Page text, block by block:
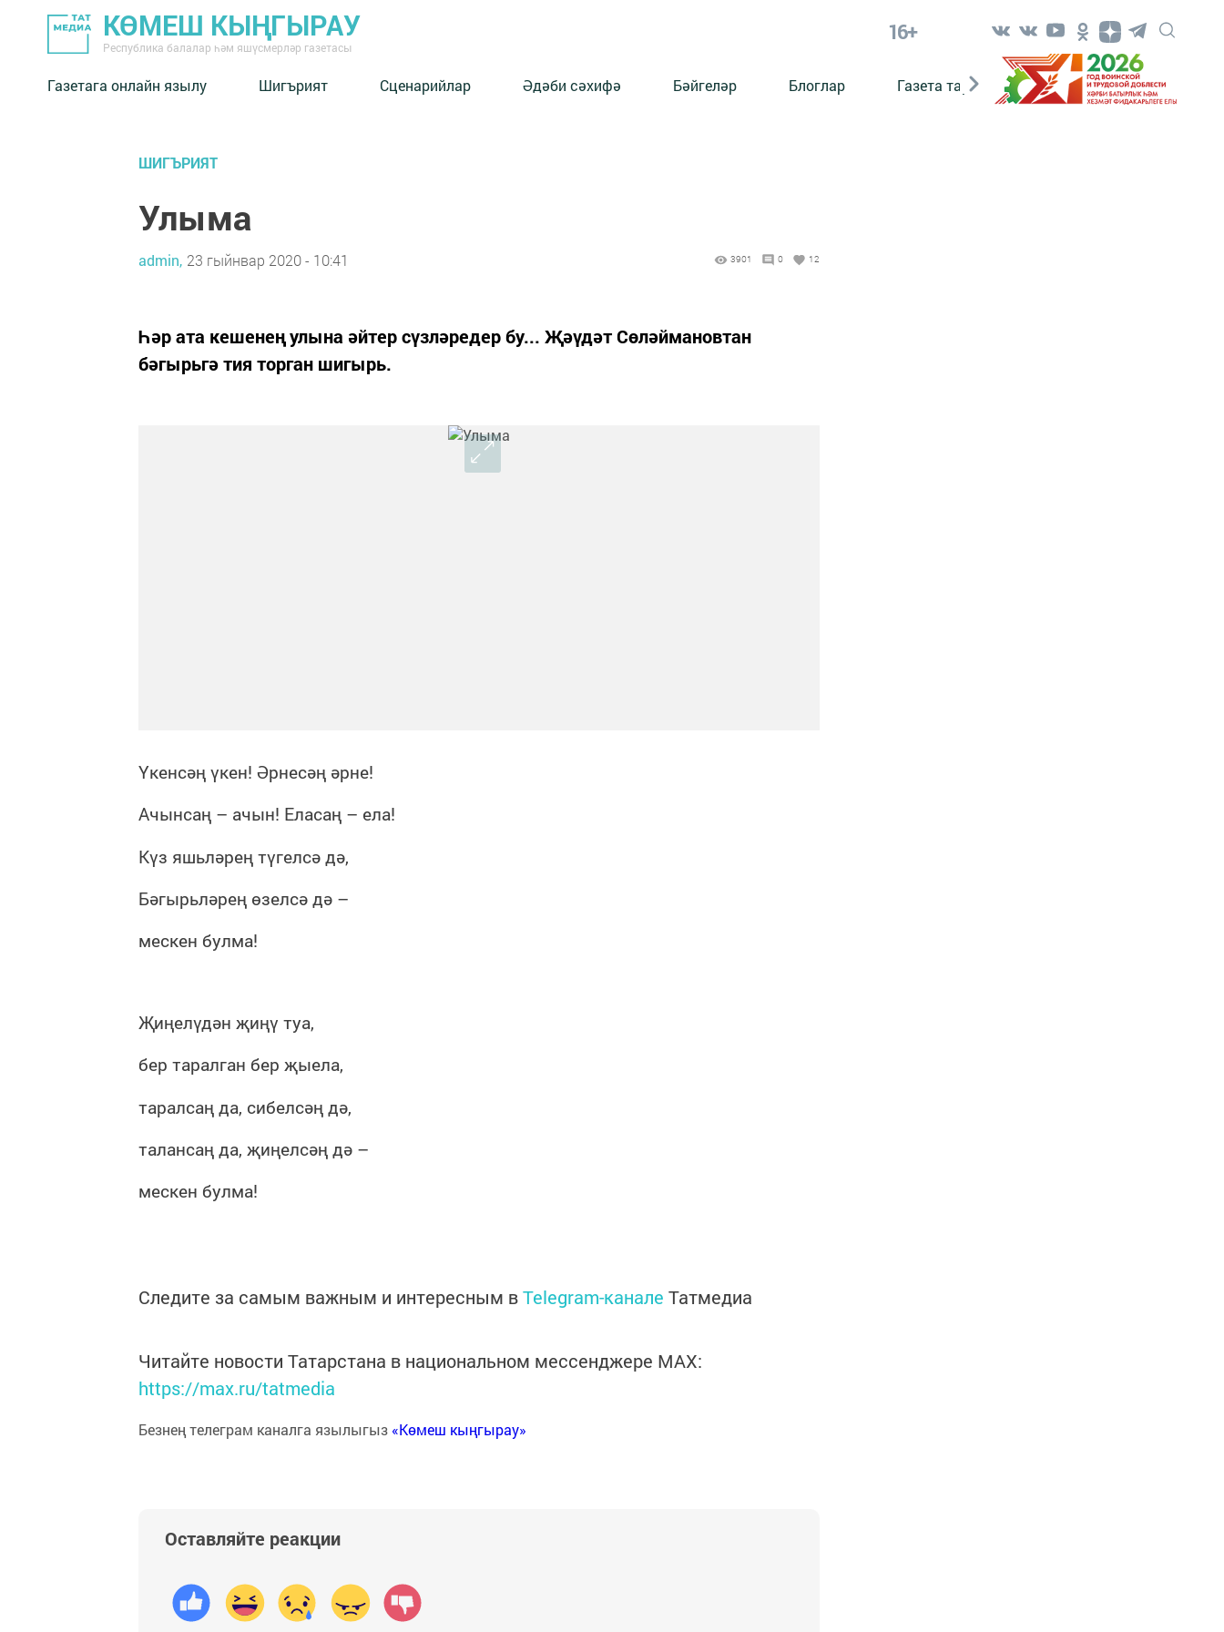
КӨМЕШ КЫҢГЫРАУ
Республика балалар һәм яшүсмерләр газетасы
16+
Газетага онлайн язылу Шигърият Сценарийлар Әдәби сәхифә Бәйгеләр Блоглар Газета тарихы Әкият Әкият
ШИГЪРИЯТ
Улыма
admin, 23 гыйнвар 2020 - 10:41 3901 0 12
Һәр ата кешенең улына әйтер сүзләредер бу... Җәүдәт Сөләймановтан
бәгырьгә тия торган шигырь.
Үкенсәң үкен! Әрнесәң әрне!
Ачынсаң – ачын! Еласаң – ела!
Күз яшьләрең түгелсә дә,
Бәгырьләрең өзелсә дә –
мескен булма!
Җиңелүдән җиңү туа,
бер таралган бер җыела,
таралсаң да, сибелсәң дә,
талансаң да, җиңелсәң дә –
мескен булма!
Следите за самым важным и интересным вTelegram-канале Татмедиа
Читайте новости Татарстана в национальном мессенджере MАХ:
https://max.ru/tatmedia
Безнең телеграм каналга язылыгыз «Көмеш кыңгырау»
Оставляйте реакции